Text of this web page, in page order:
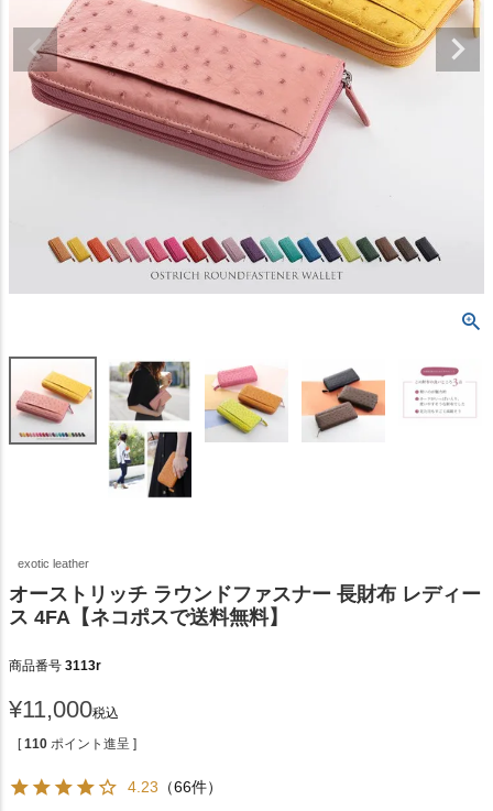
exotic leather
オーストリッチ ラウンドファスナー 長財布 レディー
ス 4FA【ネコポスで送料無料】
商品番号 3113r
¥11,000税込
[ 110 ポイント進呈 ]
4.23 （66件）